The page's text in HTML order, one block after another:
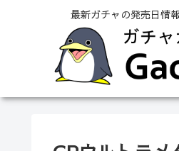
最新ガチャの発売日情